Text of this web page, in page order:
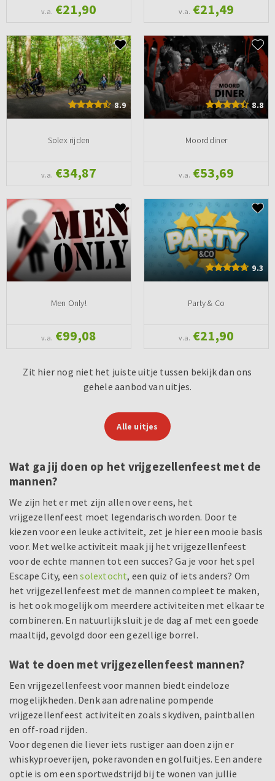
v.a. €21,90 v.a. €21,49
8.9
Solex rijden
v.a. €34,87
8.8
Moorddiner
v.a. €53,69
Men Only!
v.a. €99,08
9.3
Party & Co
v.a. €21,90
Zit hier nog niet het juiste uitje tussen bekijk dan ons
gehele aanbod van uitjes.
Alle uitjes
Wat ga jij doen op het vrijgezellenfeest met de
mannen?
We zijn het er met zijn allen over eens, het
vrijgezellenfeest moet legendarisch worden. Door te
kiezen voor een leuke activiteit, zet je hier een mooie basis
voor. Met welke activiteit maak jij het vrijgezellenfeest
voor de echte mannen tot een succes? Ga je voor het spel
Escape City, eensolextocht, een quiz of iets anders? Om
het vrijgezellenfeest met de mannen compleet te maken,
is het ook mogelijk om meerdere activiteiten met elkaar te
combineren. En natuurlijk sluit je de dag af met een goede
maaltijd, gevolgd door een gezellige borrel.
Wat te doen met vrijgezellenfeest mannen?
Een vrijgezellenfeest voor mannen biedt eindeloze
mogelijkheden. Denk aan adrenaline pompende
vrijgezellenfeest activiteiten zoals skydiven, paintballen
en off-road rijden.
Voor degenen die liever iets rustiger aan doen zijn er
whiskyproeverijen, pokeravonden en golfuitjes. Een andere
optie is om een sportwedstrijd bij te wonen van jullie